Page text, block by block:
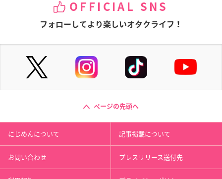
OFFICIAL SNS
フォローしてより楽しいオタクライフ！
ページの先頭へ
にじめんについて 記事掲載について
お問い合わせ プレスリリース送付先